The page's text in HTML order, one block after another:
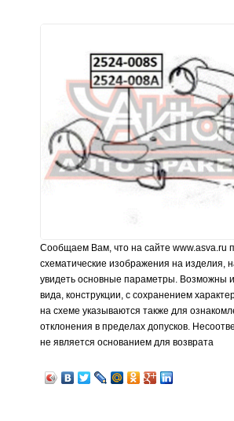
Сообщаем Вам, что на сайте www.asva.ru
схематические изображения на изделия,
увидеть основные параметры. Возможны
вида, конструкции, с сохранением
на схеме указываются также для
отклонения в пределах допусков.
не является основанием для возврата